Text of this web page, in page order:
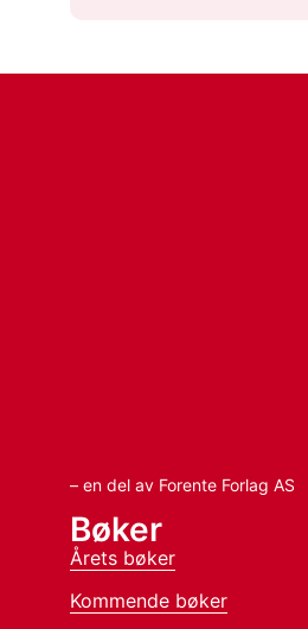
– en del av Forente Forlag AS
Bøker
Årets bøker
Kommende bøker